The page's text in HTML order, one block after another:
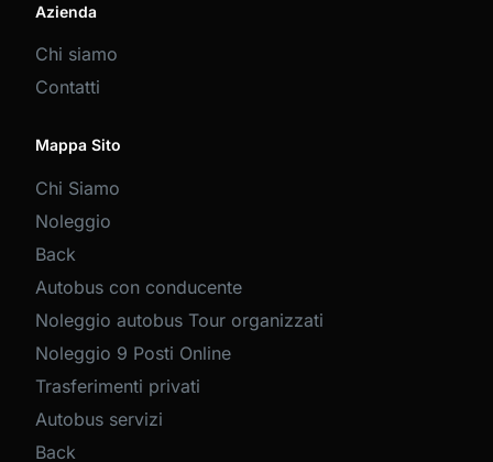
Azienda
Chi siamo
Contatti
Mappa Sito
Chi Siamo
Noleggio
Back
Autobus con conducente
Noleggio autobus Tour organizzati
Noleggio 9 Posti Online
Trasferimenti privati
Autobus servizi
Back